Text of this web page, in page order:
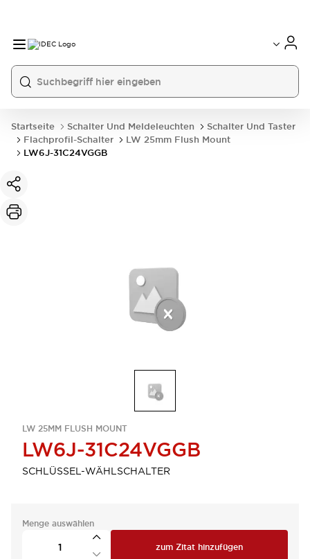
Startseite Schalter Und Meldeleuchten
Schalter Und Taster
Flachprofil-Schalter
LW 25mm Flush Mount
LW6J-31C24VGGB
LW 25MM FLUSH MOUNT
LW6J-31C24VGGB
SCHLÜSSEL-WÄHLSCHALTER
Menge auswählen
zum Zitat hinzufügen